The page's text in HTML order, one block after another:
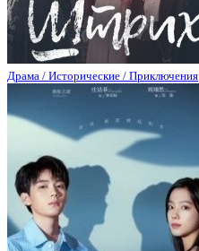
Драма / Исторические / Приключения